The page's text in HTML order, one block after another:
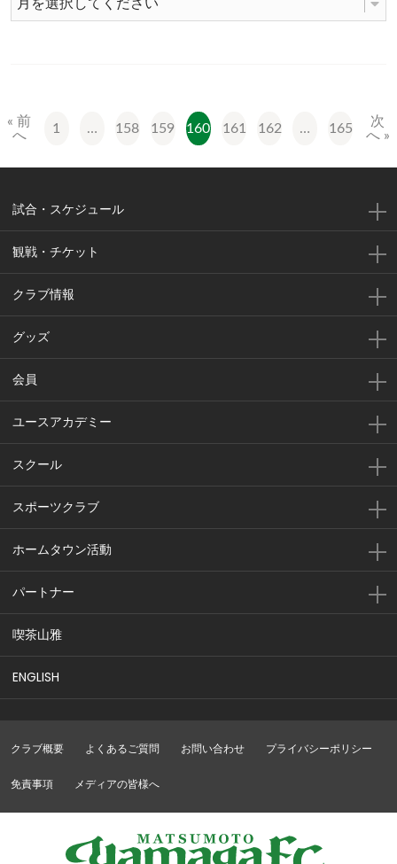
« 前
へ
1 … 158 159 160 161 162 … 165
次
へ »
試合・スケジュール
観戦・チケット
クラブ情報
グッズ
会員
ユースアカデミー
スクール
スポーツクラブ
ホームタウン活動
パートナー
喫茶山雅
ENGLISH
クラブ概要 よくあるご質問 お問い合わせ プライバシーポリシー
免責事項 メディアの皆様へ